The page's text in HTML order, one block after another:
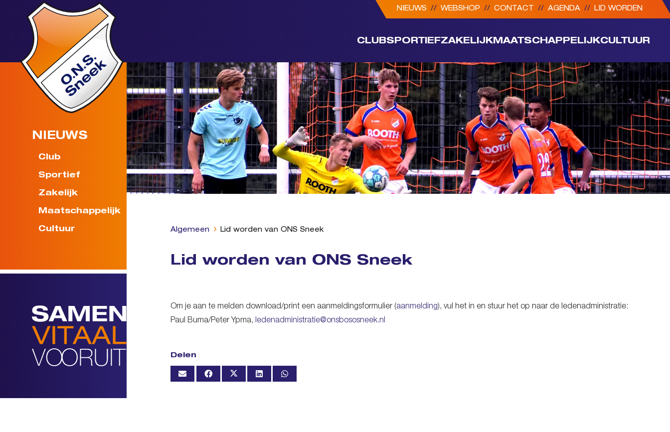
NIEUWS // WEBSHOP // CONTACT // AGENDA // LID WORDEN
CLUBSPORTIEFZAKELIJK MAATSCHAPPELIJKCULTUUR
NIEUWS
Club
Sportief
Zakelijk
Maatschappelijk
Cultuur Algemeen Lid worden van ONS Sneek
Lid worden van ONS Sneek
Om je aan te melden download/print een aanmeldingsformulier (aanmelding), vul het in en stuur het op naar de ledenadministratie:
Paul Buma/Peter Ypma, ledenadministratie@onsbososneek.nl
Delen